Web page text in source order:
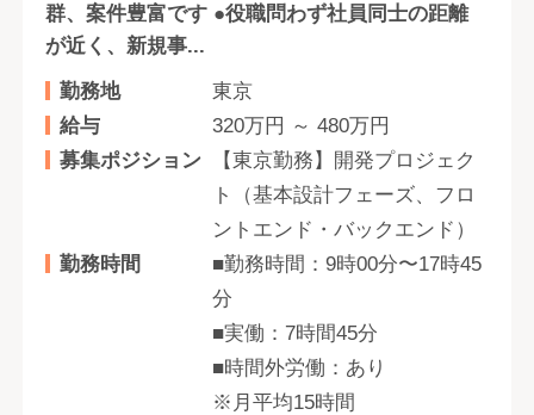
群、案件豊富です ●役職問わず社員同士の距離
が近く、新規事...
勤務地
東京
給与
320万円 ～ 480万円
募集ポジション
【東京勤務】開発プロジェク
ト（基本設計フェーズ、フロ
ントエンド・バックエンド）
勤務時間
■勤務時間：9時00分〜17時45
分
■実働：7時間45分
■時間外労働：あり
※月平均15時間